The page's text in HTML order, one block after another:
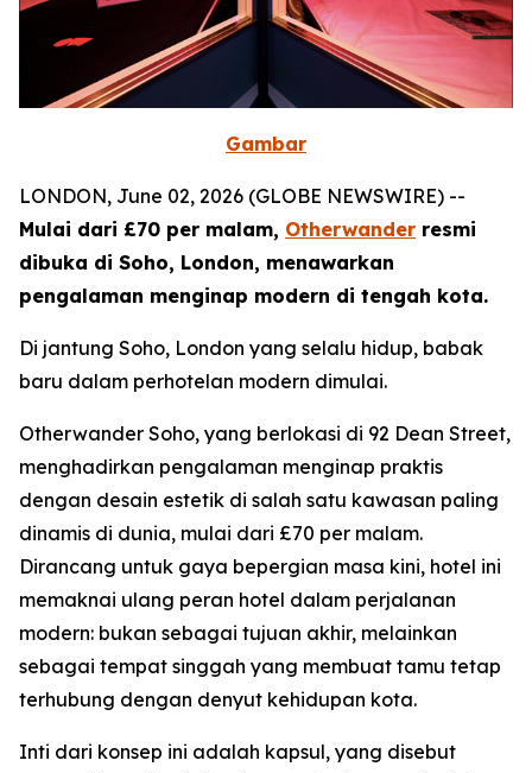
Gambar
LONDON, June 02, 2026 (GLOBE NEWSWIRE) --
Mulai dari £70 per malam, Otherwander resmi
dibuka di Soho, London, menawarkan
pengalaman menginap modern di tengah kota.
Di jantung Soho, London yang selalu hidup, babak
baru dalam perhotelan modern dimulai.
Otherwander Soho, yang berlokasi di 92 Dean Street,
menghadirkan pengalaman menginap praktis
dengan desain estetik di salah satu kawasan paling
dinamis di dunia, mulai dari £70 per malam.
Dirancang untuk gaya bepergian masa kini, hotel ini
memaknai ulang peran hotel dalam perjalanan
modern: bukan sebagai tujuan akhir, melainkan
sebagai tempat singgah yang membuat tamu tetap
terhubung dengan denyut kehidupan kota.
Inti dari konsep ini adalah kapsul, yang disebut